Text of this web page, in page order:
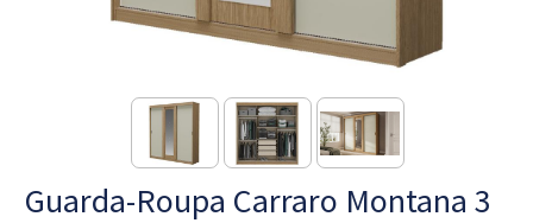
Guarda-Roupa Carraro Montana 3